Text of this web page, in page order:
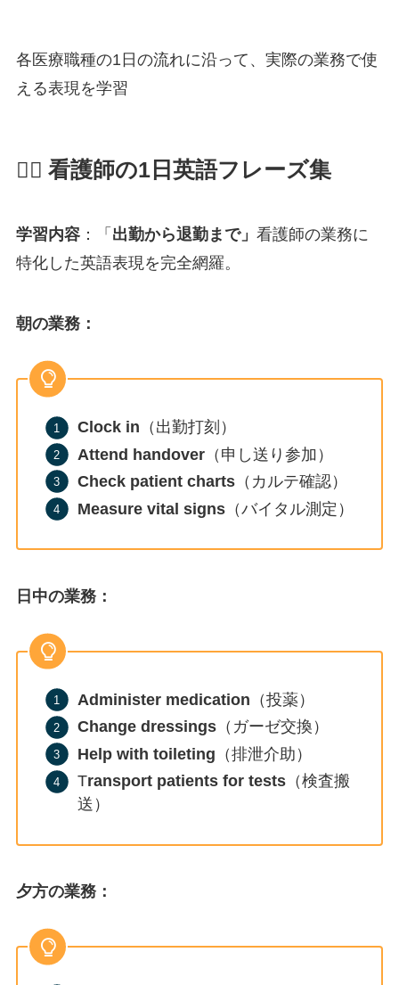
各医療職種の1日の流れに沿って、実際の業務で使
える表現を学習
👩‍⚕️ 看護師の1日英語フレーズ集
学習内容：「 出勤から退勤まで」 看護師の業務に
特化した英語表現を完全網羅。
朝の業務：
Clock in （出勤打刻）
Attend handover （申し送り参加）
Check patient charts （カルテ確認）
Measure vital signs （バイタル測定）
日中の業務：
Administer medication （投薬）
Change dressings （ガーゼ交換）
Help with toileting （排泄介助）
Transport patients for tests （検査搬
送）
夕方の業務：